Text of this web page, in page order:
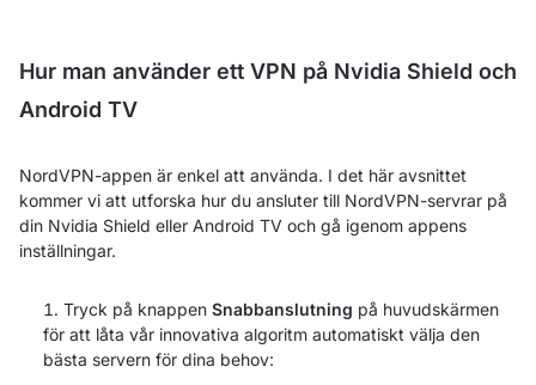
Hur man använder ett VPN på Nvidia Shield och
Android TV
NordVPN-appen är enkel att använda. I det här avsnittet
kommer vi att utforska hur du ansluter till NordVPN-servrar på
din Nvidia Shield eller Android TV och gå igenom appens
inställningar.
Tryck på knappen Snabbanslutning på huvudskärmen
för att låta vår innovativa algoritm automatiskt välja den
bästa servern för dina behov: